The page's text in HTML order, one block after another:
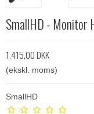
SmallHD - Monitor
1.415,00 DKK
(ekskl. moms)
SmallHD